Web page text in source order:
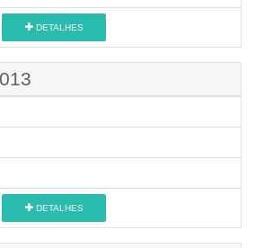
DETALHES
DETALHES